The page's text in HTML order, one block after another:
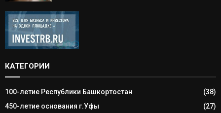
КАТЕГОРИИ
100-летие Республики Башкортостан
(38)
450-летие основания г.Уфы
(27)